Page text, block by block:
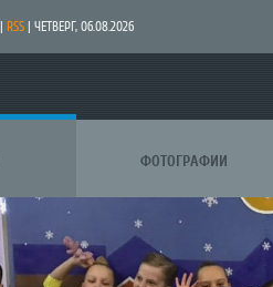
RSS | ЧЕТВЕРГ, 06.08.2026
ФОТОГРАФИИ